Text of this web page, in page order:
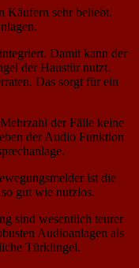
Käufern sehr beliebt.
Damit kann der
der Haustür nutzt.
Das sorgt für ein
der Fälle keine
der Audio Funktion
ist die
gut wie nutzlos.
sind wesentlich teurer
Audioanlagen als
Türklingel.